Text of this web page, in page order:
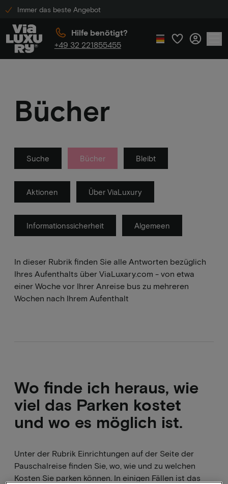
Immer das beste Angebot
Hilfe benötigt?
+49 32 221855455
Bücher
Suche Bücher Bleibt
Aktionen Über ViaLuxury
Informationssicherheit Algemeen
In dieser Rubrik finden Sie alle Antworten bezüglich
Ihres Aufenthalts über ViaLuxary.com - von etwa
einer Woche vor Ihrer Anreise bus zu mehreren
Wochen nach Ihrem Aufenthalt
Wo finde ich heraus, wie
viel das Parken kostet
und wo es möglich ist.
Unter der Rubrik Einrichtungen auf der Seite der
Pauschalreise finden Sie, wo, wie und zu welchen
Kosten Sie parken können. In einigen Fällen ist das